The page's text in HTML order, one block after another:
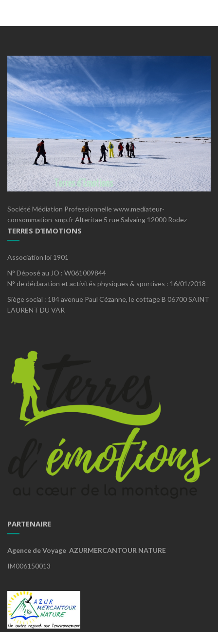
Société Médiation Professionnelle www.mediateur-
consommation-smp.fr Alteritae 5 rue Salvaing 12000 Rodez
TERRES D’EMOTIONS
Association loi 1901
N° Déposé au JO : W061009844
N° de déclaration et activités physiques & sportives : 16/01/2018
Siège social : 184 avenue Paul Cézanne, le cottage B 06700 SAINT
LAURENT DU VAR
PARTENAIRE
Agence de Voyage AZURMERCANTOUR NATURE
IM006150013